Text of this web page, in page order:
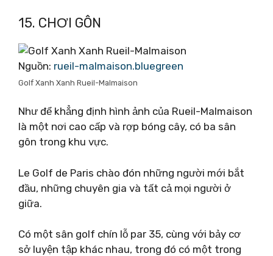
15. CHƠI GÔN
Nguồn: rueil-malmaison.bluegreen
Golf Xanh Xanh Rueil-Malmaison
Như để khẳng định hình ảnh của Rueil-Malmaison
là một nơi cao cấp và rợp bóng cây, có ba sân
gôn trong khu vực.
Le Golf de Paris chào đón những người mới bắt
đầu, những chuyên gia và tất cả mọi người ở
giữa.
Có một sân golf chín lỗ par 35, cùng với bảy cơ
sở luyện tập khác nhau, trong đó có một trong